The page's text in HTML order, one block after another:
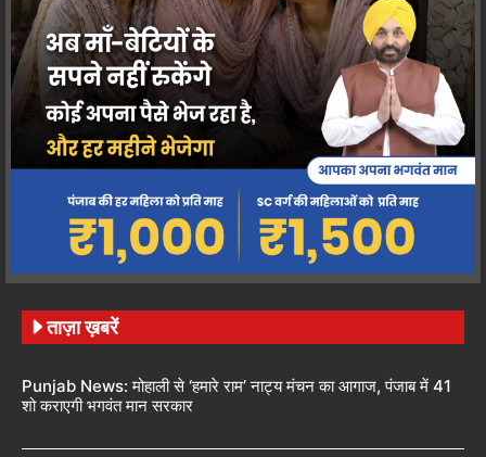
ताज़ा ख़बरें
Punjab News: मोहाली से ‘हमारे राम’ नाट्य मंचन का आगाज, पंजाब में 41
शो कराएगी भगवंत मान सरकार